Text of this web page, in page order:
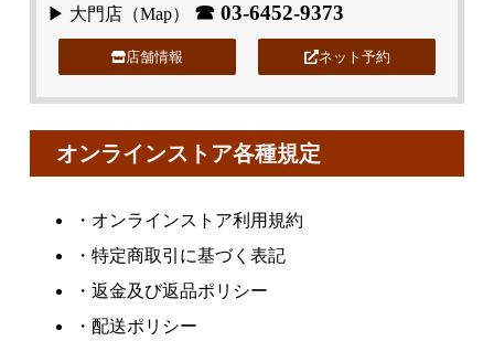
▶ 大門店（Map） ☎ 03-6452-9373
店舗情報 ネット予約
オンラインストア各種規定
・ オンラインストア利用規約
・ 特定商取引に基づく表記
・ 返金及び返品ポリシー
・ 配送ポリシー